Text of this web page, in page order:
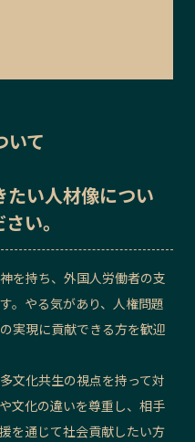
いて
たい人材像につい
い。
を持ち、外国人労働者の支
。やる気があり、人権問題
実現に貢献できる方を歓迎
文化共生の視点を持って対
文化の違いを尊重し、相手
を通じて社会貢献したい方